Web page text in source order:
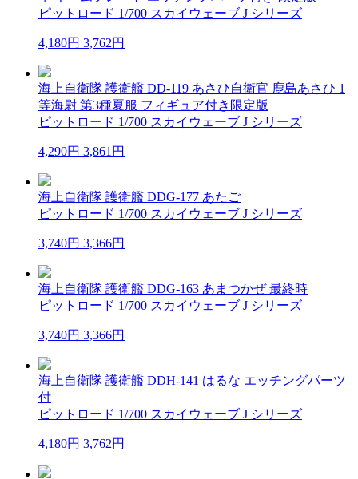
ピットロード 1/700 スカイウェーブ J シリーズ
4,180円 3,762円
海上自衛隊 護衛艦 DD-119 あさひ自衛官 鹿島あさひ 1
等海尉 第3種夏服 フィギュア付き限定版
ピットロード 1/700 スカイウェーブ J シリーズ
4,290円 3,861円
海上自衛隊 護衛艦 DDG-177 あたご
ピットロード 1/700 スカイウェーブ J シリーズ
3,740円 3,366円
海上自衛隊 護衛艦 DDG-163 あまつかぜ 最終時
ピットロード 1/700 スカイウェーブ J シリーズ
3,740円 3,366円
海上自衛隊 護衛艦 DDH-141 はるな エッチングパーツ
付
ピットロード 1/700 スカイウェーブ J シリーズ
4,180円 3,762円